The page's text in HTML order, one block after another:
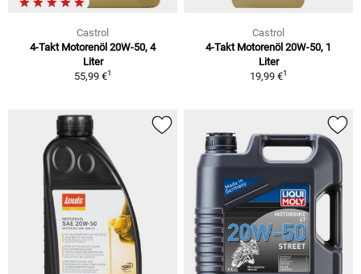
Castrol
4-Takt Motorenöl 20W-50, 4
Liter
55,99 €1
Castrol
4-Takt Motorenöl 20W-50, 1
Liter
19,99 €1